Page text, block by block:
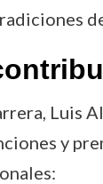
Luis
y